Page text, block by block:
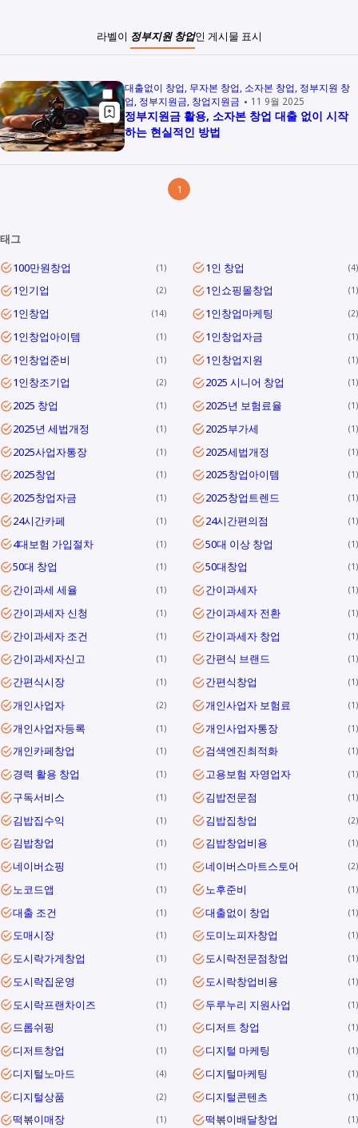
라벨이 정부지원 창업인 게시물 표시
대출없이 창업 무자본 창업 소자본 창업 정부지원 창
업 정부지원금 창업지원금 11 9월 2025
정부지원금 활용, 소자본 창업 대출 없이 시작
하는 현실적인 방법
1
태그
100만원창업
1 1인 창업 4
1인기업 2 1인쇼핑몰창업 1
1인창업 14 1인창업마케팅 2
1인창업아이템 1 1인창업자금 1
1인창업준비 1 1인창업지원 1
1인창조기업 2 2025 시니어 창업 1
2025 창업 1 2025년 보험료율 1
2025년 세법개정 1 2025부가세 1
2025사업자통장 1 2025세법개정 1
2025창업 1 2025창업아이템 1
2025창업자금 1 2025창업트렌드 1
24시간카페 1 24시간편의점 1
4대보험 가입절차 1 50대 이상 창업 1
50대 창업 1 50대창업 1
간이과세 세율 1 간이과세자 1
간이과세자 신청 1 간이과세자 전환 1
간이과세자 조건 1 간이과세자 창업 1
간이과세자신고 1 간편식 브랜드 1
간편식시장 1 간편식창업 1
개인사업자 2 개인사업자 보험료 1
개인사업자등록 1 개인사업자통장 1
개인카페창업 1 검색엔진최적화 1
경력 활용 창업 1 고용보험 자영업자 1
구독서비스 1 김밥전문점 1
김밥집수익 1 김밥집창업 2
김밥창업 1 김밥창업비용 1
네이버쇼핑 1 네이버스마트스토어 2
노코드앱 1 노후준비 1
대출 조건 1 대출없이 창업 1
도매시장 1 도미노피자창업 1
도시락가게창업 1 도시락전문점창업 1
도시락집운영 1 도시락창업비용 1
도시락프랜차이즈 1 두루누리 지원사업 1
드롭쉬핑 1 디저트 창업 1
디저트창업 1 디지털 마케팅 1
디지털노마드 4 디지털마케팅 1
디지털상품 2 디지털콘텐츠 1
떡볶이매장 1 떡볶이배달창업 1